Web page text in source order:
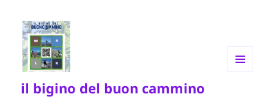
il bigino del buon cammino